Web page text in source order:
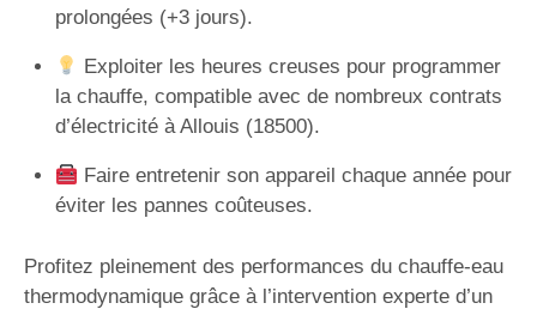
prolongées (+3 jours).
Exploiter les heures creuses pour programmer
la chauffe, compatible avec de nombreux contrats
d’électricité à Allouis (18500).
Faire entretenir son appareil chaque année pour
éviter les pannes coûteuses.
Profitez pleinement des performances du chauffe-eau
thermodynamique grâce à l’intervention experte d’un